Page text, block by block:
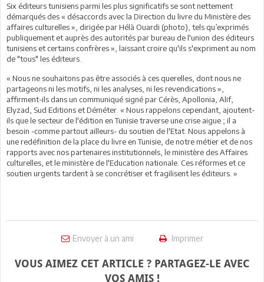
Six éditeurs tunisiens parmi les plus significatifs se sont nettement
démarqués des « désaccords avec la Direction du livre du Ministère des
affaires culturelles », dirigée par Hélà Ouardi (photo), tels qu’exprimés
publiquement et auprès des autorités par bureau de l'union des éditeurs
tunisiens et certains confrères », laissant croire qu'ils s'expriment au nom
de "tous" les éditeurs.
« Nous ne souhaitons pas être associés à ces querelles, dont nous ne
partageons ni les motifs, ni les analyses, ni les revendications »,
affirment-ils dans un communiqué signé par Cérès, Apollonia, Alif,
Elyzad, Sud Editions et Déméter. « Nous rappelons cependant, ajoutent-
ils que le secteur de l'édition en Tunisie traverse une crise aigue ; il a
besoin -comme partout ailleurs- du soutien de l'Etat. Nous appelons à
une redéfinition de la place du livre en Tunisie, de notre métier et de nos
rapports avec nos partenaires institutionnels, le ministère des Affaires
culturelles, et le ministère de l'Education nationale. Ces réformes et ce
soutien urgents tardent à se concrétiser et fragilisent les éditeurs. »
Envoyer à un ami Imprimer
VOUS AIMEZ CET ARTICLE ? PARTAGEZ-LE AVEC
VOS AMIS !